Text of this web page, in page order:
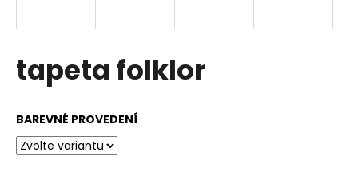
tapeta folklor
BAREVNÉ PROVEDENÍ
í
t